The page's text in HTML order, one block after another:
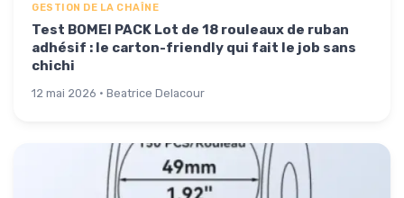
GESTION DE LA CHAÎNE
Test BOMEI PACK Lot de 18 rouleaux de ruban
adhésif : le carton-friendly qui fait le job sans
chichi
12 mai 2026 · Beatrice Delacour